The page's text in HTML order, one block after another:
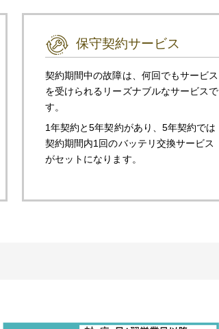
保守契約サービス
契約期間中の故障は、何回でもサービス
を受けられるリーズナブルなサービスで
す。
1年契約と5年契約があり、5年契約では
契約期間内1回のバッテリ交換サービス
がセットになります。